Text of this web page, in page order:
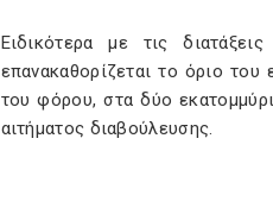
Ειδικότερα με τις
επανακαθορίζεται το όριο
του φόρου, στα δύο
αιτήματος διαβούλευσης.